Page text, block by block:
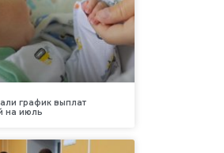
график выплат
на июль